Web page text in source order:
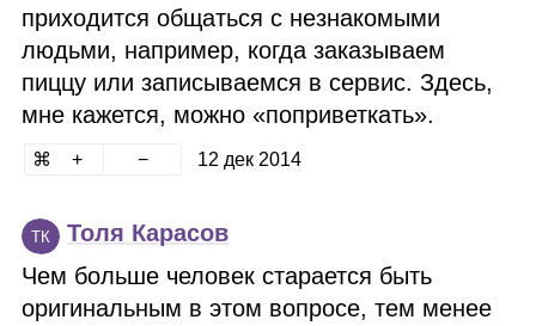
приходится общаться с незнакомыми
людьми, например, когда заказываем
пиццу или записываемся в сервис. Здесь,
мне кажется, можно «поприветкать».
12 дек 2014
ТК
Толя Карасов
Чем больше человек старается быть
оригинальным в этом вопросе, тем менее